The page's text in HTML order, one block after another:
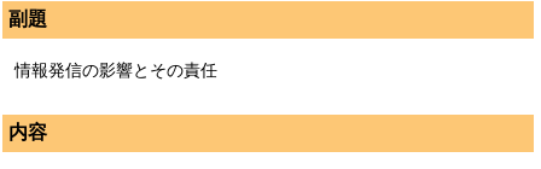
副題
情報発信の影響とその責任
内容